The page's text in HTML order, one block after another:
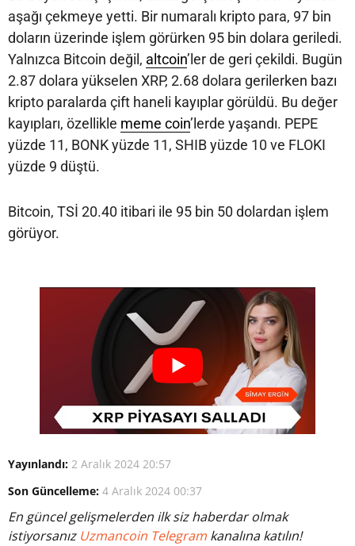
aşağı çekmeye yetti. Bir numaralı kripto para, 97 bin
doların üzerinde işlem görürken 95 bin dolara geriledi.
Yalnızca Bitcoin değil, altcoin’ler de geri çekildi. Bugün
2.87 dolara yükselen XRP, 2.68 dolara gerilerken bazı
kripto paralarda çift haneli kayıplar görüldü. Bu değer
kayıpları, özellikle meme coin’lerde yaşandı. PEPE
yüzde 11, BONK yüzde 11, SHIB yüzde 10 ve FLOKI
yüzde 9 düştü.
Bitcoin, TSİ 20.40 itibari ile 95 bin 50 dolardan işlem
görüyor.
Yayınlandı: 2 Aralık 2024 20:57
Son Güncelleme: 4 Aralık 2024 00:37
En güncel gelişmelerden ilk siz haberdar olmak
istiyorsanız Uzmancoin Telegram kanalına katılın!